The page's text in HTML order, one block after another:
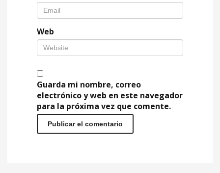
Web
Guarda mi nombre, correo
electrónico y web en este navegador
para la próxima vez que comente.